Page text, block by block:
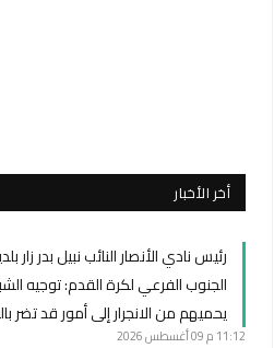
أخر الأخبار
رئيس نادي الأنصار النائب نبيل بدر زار
الجنوب الفرعي لكرة القدم: توجيه
يحميهم من الانجرار إلى أمور قد تضر
11:12 م 09 أغسطس 2026